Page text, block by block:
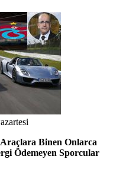
Binen Onlarca
Ödemeyen Sporcular